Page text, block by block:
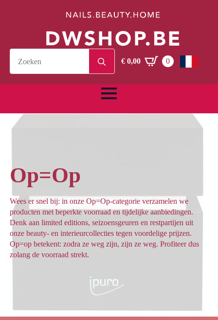
for:€0,00 0
Op=Op
Wees er snel bij: in onze Op=Op-categorie verzamelen we
producten met beperkte voorraad en tijdelijke aanbiedingen.
Denk aan limited editions, seizoensgeuren en restpartijen uit
onze beauty- en interieurcollecties tegen voordelige prijzen.
Op=op betekent: zodra ze weg zijn, zijn ze weg. Profiteer dus
zolang de voorraad strekt.